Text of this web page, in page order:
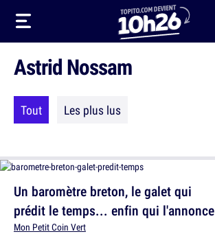
Astrid Nossam
Tout Les plus lus
Un baromètre breton, le galet qui
prédit le temps... enfin qui l'annonce
Mon Petit Coin Vert